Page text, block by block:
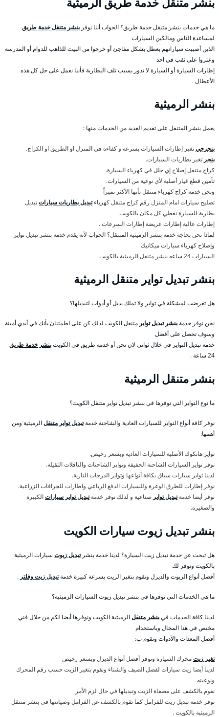
ما هي خدمات بنشر متنقل خدمة طريق؟ الجواب أننا نوفر بنشر متنقل خدمة طريق
لمساعدة الناس ومالكين السيارات
الذين أصيبت سياراتهم بعطل بشكل مفاجئ أو خرجوا من البيت للذاهب للدوام أو المدرسة
وعثروا على ثقب في احد
إطارات السيارة أو السيارة لا تدور بسبب تلف البطارية فأننا نعمل على حل كل هذه
الأعطال .
بنشر الرميثية
يعمل بنشر المتنقل على تقديم العديد من الخدمات منها :
بنجرجيتغير إطارات السيارات بسرعة و كفاءة في المنزل او الطريق او الكراج.
بنجر تغير بطاريات السيارات.
كراج متنقل إصلاح إي خلل في كهرباء السيارة.
تأمين قطع غيار أصلية لأي نوعية من السيارات.
ونحن خدمة كراج كهرباء متنقل بأنها الأكثر تميزاً
تصليح سيارات امام المنزل رقم كراج متنقل كهرباءتبديل بطاريات سياراتتبديل
بطارية للسيارة نغطي كل مكان بالكويت
إطارات عالية إطارات عريضة إطارات السرعات .
لماذا نحن بجاجة خدمة بنشر الرميثية المتنقل؟ الجواب لأنه يقدم خدمة بنشر تبديل تواير
وإصلاح كهرباء سيارات ميكانيك
السيارات 24 ساعه بنشر متنقل الرميثية بالكويت .
بنشر تبديل تواير متنقل الرميثية
هل تعرضت لمشكلة في تواير ولا تملك بديل أو أدوات لتبديلها؟
نحن نوفر خدمةبنشر تبديل تواير متنقل الكويت لذلك كن على اطمئنان بأنك في أيدي أمينة
وسوف تحصل على أفضل
خدمة تبديل التواير في خلال ثواني لان نحن أو خدمة طريق في الكويتبنشر خدمة طريق
24 ساعة .
بنشر متنقل الرميثية
ما نوع التواير التي نوفرها في بنشر تبديل تواير متنقل الكويت؟
نوفر كافة أنواع التواير للسيارات العادية والشاحنة خدمةتبديل تواير متنقلالرميثية ومن
أهمها:
تواير هانكوك الأصلية للسيارات العادية وبسعر رخيص.
نوفر تواير السيارات الشاحنة الخفيفة وتواير الشاحنات والناقلات الثقيلة.
لدينا تواير سيارات سباق بكافة أنواعها وتواير الدرجات النارية.
نوفر إطارات للطرق الوعرة وللسيارات الدفع الرباعي واطارات للجرافات الزراعية.
نوفر أيضا خدمةتبديل تواير صناعية و لذلك نوفر خدمةتبديل تواير سياراتالكبيرة
والصغيرة.
بنشر تبديل زيوت سيارات الكويت
هل تبحث عن خدمة تبديل زيت السيارة؟ لدينا خدمة بنشرتبديل زيوت سيارات الرميثية
بالكويت ونوفر لك
أفضل أنواع الزيوت والديزل ونقوم بتغير الزيت بسرعة كبيرة خدمةتبديل زيت وفلتر .
ما هي الخدمات التي نوفرها في بنشر تبديل زيوت السيارات الرميثية؟
لدينا كافة الخدمات فيبنشر متنقلالرميثية الكويت ونوفرها أيضا لكم من خلال فني
مختص في هذا المجال وباستخدام
أفضل المعدات والأدوات ونقوم ب:
تغير زيتمحرك السيارة ونوفر أفضل أنواع الديزل وبسعر رخيص
لدينا أيضا زيت سيارات لفصل الصيف والشتاء ونقوم بتغير الزيت حسب رقم المحرك
ونوعيته
نقوم بالكشف على مصفاة الزيت وتبديلها في حال لزم الأمر
نوفر خدمة تبديل زيت للفرامل كما نقوم بالكشف عن الفرامل وصيانتها في بنشر متنقل
الرميثية بالكويت .